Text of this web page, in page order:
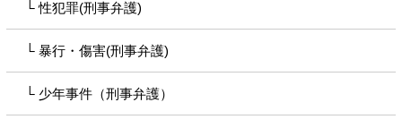
性犯罪(刑事弁護)
暴行・傷害(刑事弁護)
少年事件（刑事弁護）